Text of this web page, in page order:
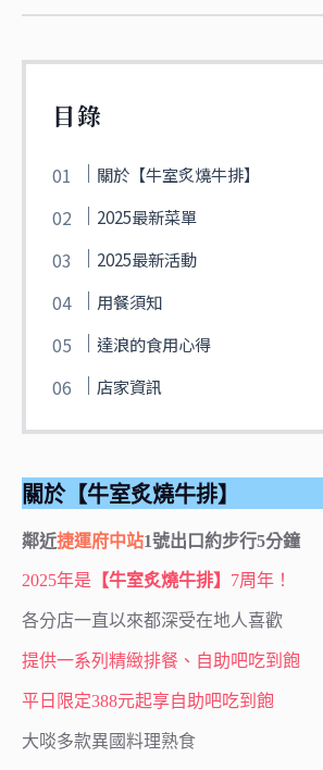
目錄
關於【牛室炙燒牛排】
2025最新菜單
2025最新活動
用餐須知
達浪的食用心得
店家資訊
關於【牛室炙燒牛排】
鄰近捷運府中站1號出口約步行5分鐘
2025年是 【牛室炙燒牛排】 7周年！
各分店一直以來都深受在地人喜歡
提供一系列精緻排餐、自助吧吃到飽
平日限定388元起享自助吧吃到飽
大啖多款異國料理熟食